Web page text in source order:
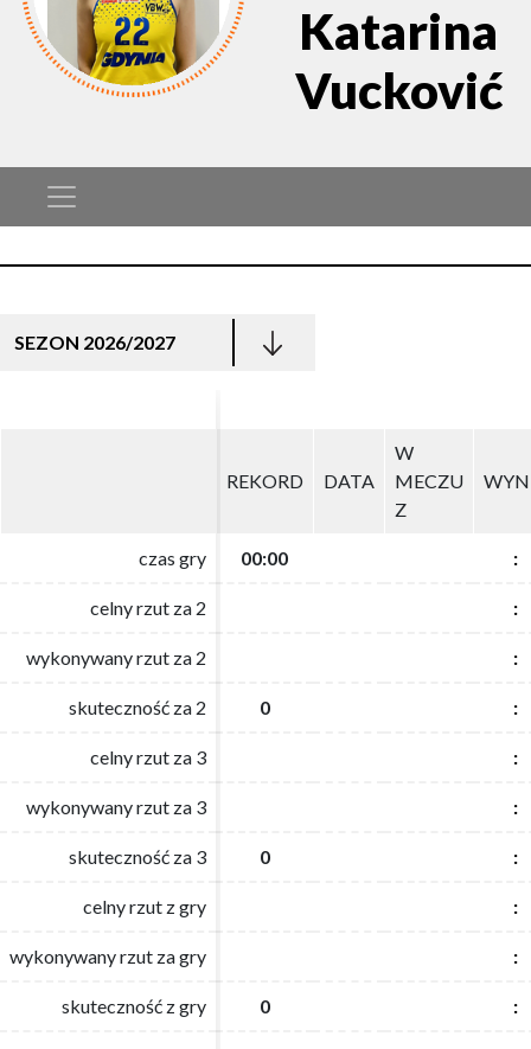
Katarina
Vucković
SEZON 2026/2027
REKORD DATA
W
MECZU
Z
czas gry 00:00 :
celny rzut za 2 :
wykonywany rzut za 2 :
skuteczność za 2 0 :
celny rzut za 3 :
wykonywany rzut za 3 :
skuteczność za 3 0 :
celny rzut z gry :
wykonywany rzut za gry :
skuteczność z gry 0 :
REKORD DATA
W
MECZU
Z
czas gry 00:00 :
celny rzut za 2 :
wykonywany rzut za 2 :
skuteczność za 2 0 :
celny rzut za 3 :
wykonywany rzut za 3 :
skuteczność za 3 0 :
celny rzut z gry :
wykonywany rzut za gry :
skuteczność z gry 0 :